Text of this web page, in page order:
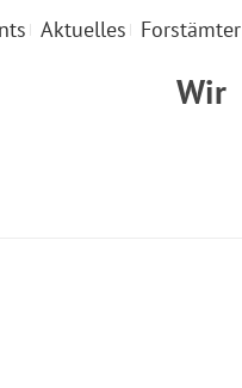
Aktuelles Forstämter
Wir